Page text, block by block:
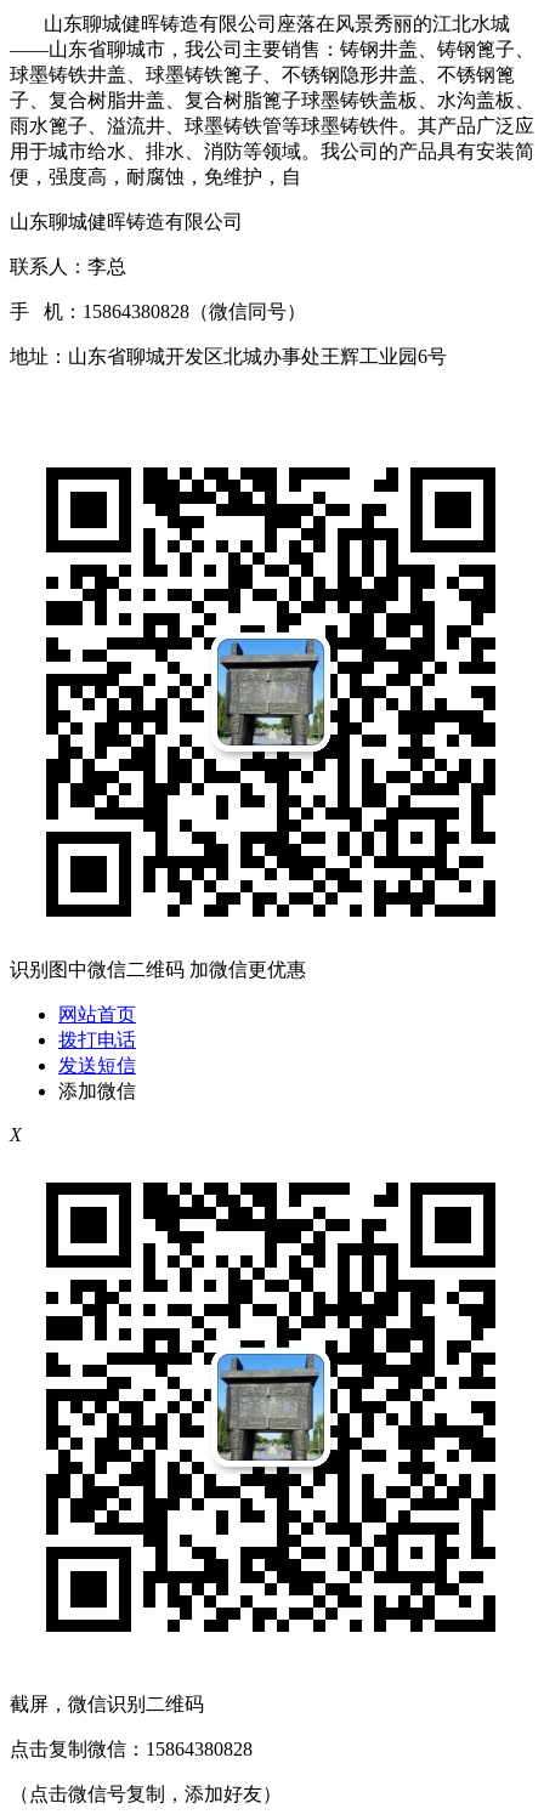
山东聊城健晖铸造有限公司座落在风景秀丽的江北水城
——山东省聊城市，我公司主要销售：铸钢井盖、铸钢篦子、
球墨铸铁井盖、球墨铸铁篦子、不锈钢隐形井盖、不锈钢篦
子、复合树脂井盖、复合树脂篦子球墨铸铁盖板、水沟盖板、
雨水篦子、溢流井、球墨铸铁管等球墨铸铁件。其产品广泛应
用于城市给水、排水、消防等领域。我公司的产品具有安装简
便，强度高，耐腐蚀，免维护，自
山东聊城健晖铸造有限公司
联系人：李总
手 机：15864380828（微信同号）
地址：山东省聊城开发区北城办事处王辉工业园6号
识别图中微信二维码 加微信更优惠
网站首页
拨打电话
发送短信
添加微信
X
截屏，微信识别二维码
点击复制微信：15864380828
（点击微信号复制，添加好友）